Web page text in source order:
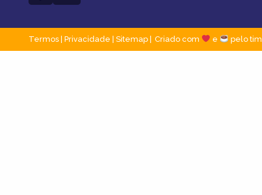
Termos Privacidade Sitemap Criado com e pelo